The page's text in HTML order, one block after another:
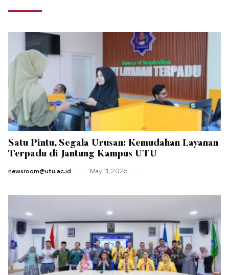
Satu Pintu, Segala Urusan: Kemudahan Layanan
Terpadu di Jantung Kampus UTU
newsroom@utu.ac.id May 11 , 2025